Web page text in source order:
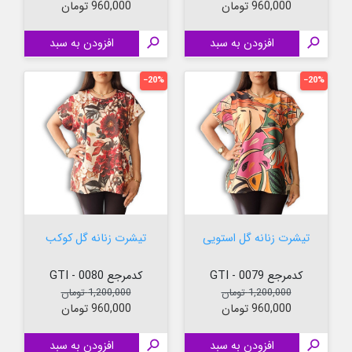
960,000 تومان
 افزودن به سبد
960,000 تومان
 افزودن به سبد
تیشرت زنانه گل استویی
کدمرجع 0079 - GTI
قیمت عادی
1,200,000 تومان
قیمت
960,000 تومان
 افزودن به سبد
‎−20%
تیشرت زنانه گل کوکب
کدمرجع 0080 - GTI
قیمت عادی
1,200,000 تومان
قیمت
960,000 تومان
 افزودن به سبد
‎−20%